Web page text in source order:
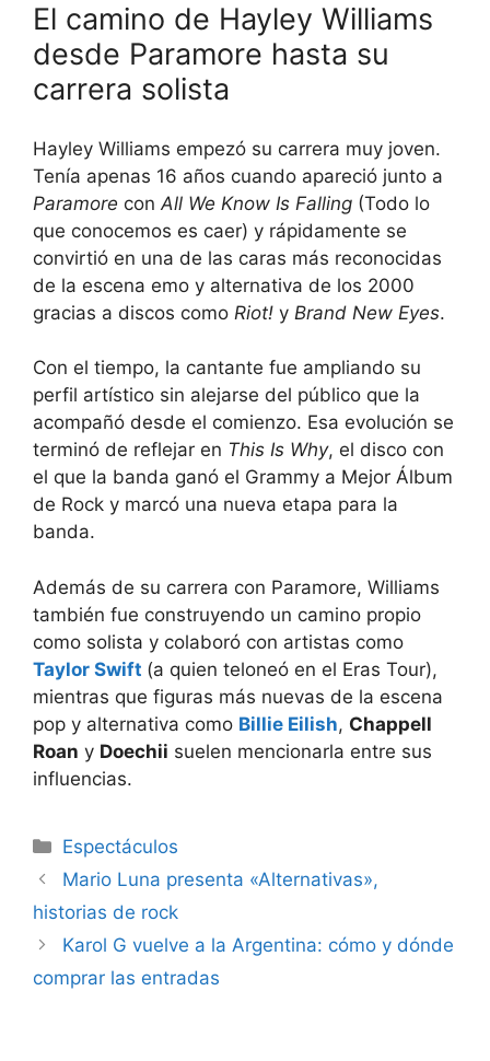
El camino de Hayley Williams
desde Paramore hasta su
carrera solista
Hayley Williams empezó su carrera muy joven.
Tenía apenas 16 años cuando apareció junto a
Paramore con All We Know Is Falling (Todo lo
que conocemos es caer) y rápidamente se
convirtió en una de las caras más reconocidas
de la escena emo y alternativa de los 2000
gracias a discos como Riot! y Brand New Eyes.
Con el tiempo, la cantante fue ampliando su
perfil artístico sin alejarse del público que la
acompañó desde el comienzo. Esa evolución se
terminó de reflejar en This Is Why, el disco con
el que la banda ganó el Grammy a Mejor Álbum
de Rock y marcó una nueva etapa para la
banda.
Además de su carrera con Paramore, Williams
también fue construyendo un camino propio
como solista y colaboró con artistas como
Taylor Swift (a quien teloneó en el Eras Tour),
mientras que figuras más nuevas de la escena
pop y alternativa como Billie Eilish, Chappell
Roan y Doechii suelen mencionarla entre sus
influencias.
Espectáculos
Mario Luna presenta «Alternativas»,
historias de rock
Karol G vuelve a la Argentina: cómo y dónde
comprar las entradas